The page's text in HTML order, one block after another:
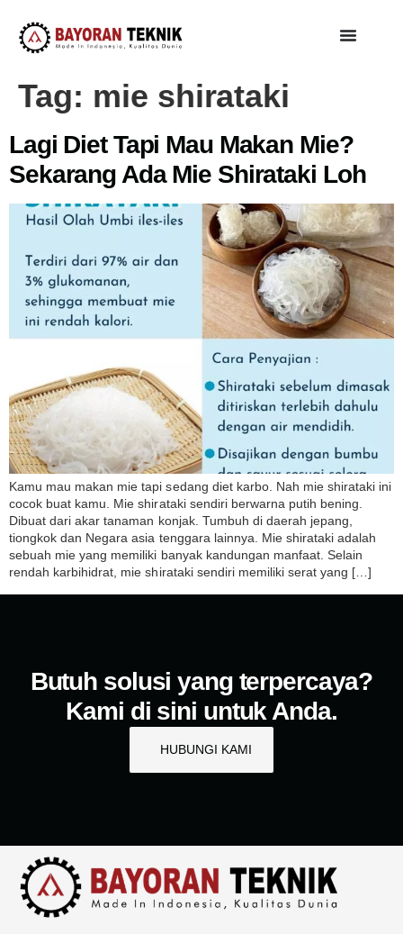
Tag: mie shirataki
Lagi Diet Tapi Mau Makan Mie?
Sekarang Ada Mie Shirataki Loh
Kamu mau makan mie tapi sedang diet karbo. Nah mie shirataki ini
cocok buat kamu. Mie shirataki sendiri berwarna putih bening.
Dibuat dari akar tanaman konjak. Tumbuh di daerah jepang,
tiongkok dan Negara asia tenggara lainnya. Mie shirataki adalah
sebuah mie yang memiliki banyak kandungan manfaat. Selain
rendah karbihidrat, mie shirataki sendiri memiliki serat yang […]
Butuh solusi yang terpercaya?
Kami di sini untuk Anda.
HUBUNGI KAMI